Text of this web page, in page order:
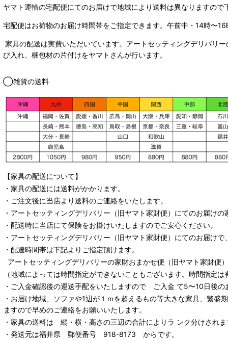
ヤマト運輸の宅配便にてのお届けで地域により送料は異なりますので
宅配便はお荷物のお届け時間帯をご指定できます。 午前中・14時〜
家具の配送は実費いただいています。アートセッティングデリバリ
び入れ、梱包材の片付けをヤマトさんが行います。
◯雑貨の送料
【家具の配送について】
・家具の配送には送料がかかります。
・ご注文後に当店より送料のご連絡をいたします。
・ アートセッティングデリバリー （旧ヤマト家財便） にてのお届けの
・配送時に当店にて保険をお掛けいたしますのでご安心ください。
・ アートセッティングデリバリー （旧ヤマト家財便） にてのお届けで
・配達時間帯は下記よりご指定頂けます。
アートセッティングデリバリーの家財おまかせ便 （旧ヤマト家財便
（地域によっては時間指定ができないこともございます。時間指定
・ご入金確認後の運送手配をいたしますので ご入金 て5〜10日後の
・お届け地域、ソファや1辺が１ｍを超えるもの等大きな家具、繁
ますので早めのご連絡をお願いいたします。
・家具の送料は 縦・横・高さの三辺の合計によりラ ンク分けされま
・発送元は福井県 郵便番号 918-8173 からです。